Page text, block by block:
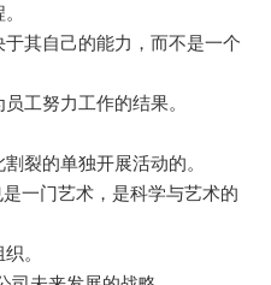
其自己的能力，而不是一个
工努力工作的结果。
裂的单独开展活动的。
一门艺术，是科学与艺术的
。